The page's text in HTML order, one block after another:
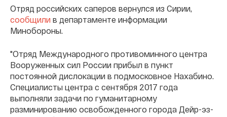
Отряд российских саперов вернулся из Сирии,
сообщили в департаменте информации
Минобороны.
"Отряд Международного противоминного центра
Вооруженных сил России прибыл в пункт
постоянной дислокации в подмосковное Нахабино.
Специалисты центра с сентября 2017 года
выполняли задачи по гуманитарному
разминированию освобожденного города Дейр-эз-